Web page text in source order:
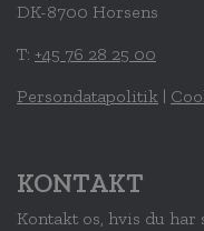
DK-8700 Horsens
T: +45 76 28 25 00
Persondatapolitik |
KONTAKT
Kontakt os, hvis du